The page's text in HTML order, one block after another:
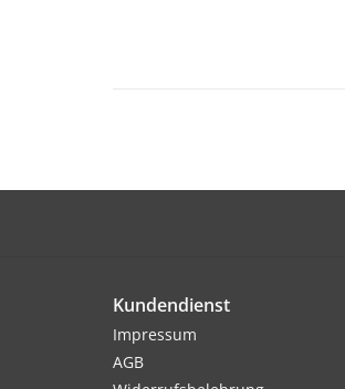
Kundendienst
Impressum
AGB